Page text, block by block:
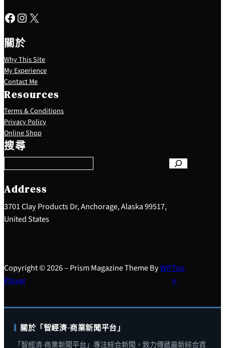
Facebook Instagram X
關於
Why This Site
My Experience
Contact Me
Resources
Terms & Conditions
Privacy Policy
Online Shop
搜尋
S
e
a
c
h
Address
3701 Clay Products Dr, Anchorage, Alaska 99517,
United States
Copyright © 2026 – Prism Magazine Theme ByWP
Plover
Top
↑
關於「智經濟-商業新聞平台」
「智經濟-商業新聞平台」專注綜合新聞，致力傳遞最新綜合資